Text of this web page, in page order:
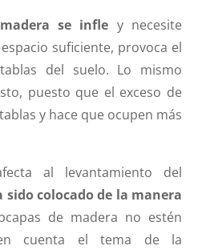
se infle y necesite
suficiente, provoca el
del suelo. Lo mismo
puesto que el exceso de
y hace que ocupen más
al levantamiento del
sido colocado de la manera
de madera no estén
cuenta el tema de la